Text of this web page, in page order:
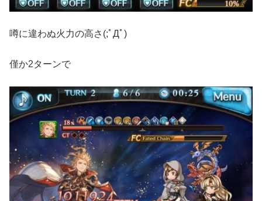
噂に違わぬ火力の高さ(;ﾟДﾟ)
僅か2ターンで